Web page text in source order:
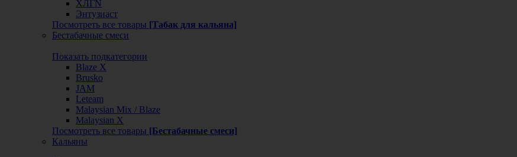
ХЛГN
Энтузиаст
Посмотреть все товары [Табак для кальяна]
Бестабачные смеси
Показать подкатегории
Blaze X
Brusko
JAM
Leteam
Malaysian Mix / Blaze
Malaysian X
Посмотреть все товары [Бестабачные смеси]
Кальяны